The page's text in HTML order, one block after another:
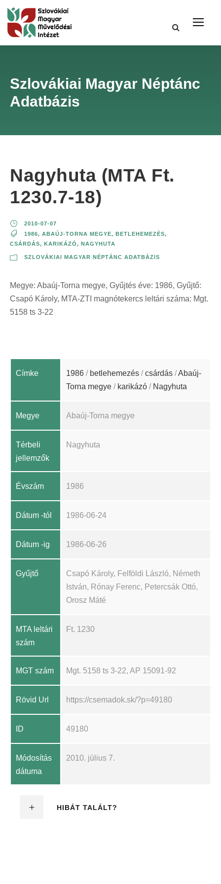
Szlovákiai Magyar Néptánc
Adatbázis
Nagyhuta (MTA Ft.
1230.7-18)
2010-07-07
1986, ABAÚJ-TORNA MEGYE, BETLEHEMEZÉS,
CSÁRDÁS, KARIKÁZÓ, NAGYHUTA
SZLOVÁKIAI MAGYAR NÉPTÁNC ADATBÁZIS
Megye: Abaúj-Torna megye, Gyűjtés éve: 1986, Gyűjtő:
Csapó Károly, MTA-ZTI magnótekercs leltári száma: Mgt.
5158 ts 3-22
Címke 1986 / betlehemezés /csárdás /Abaúj-
Torna megye / karikázó / Nagyhuta
Megye Abaúj-Torna megye
Térbeli
jellemzők
Nagyhuta
Évszám 1986
Dátum -tól 1986-06-24
Dátum -ig 1986-06-26
Gyűjtő
Csapó Károly, Felföldi László, Németh
István, Rónay Ferenc, Petercsák Ottó,
Orosz Máté
MTA leltári
szám
Ft. 1230
MGT szám Mgt. 5158 ts 3-22, AP 15091-92
Rövid Url https://csemadok.sk/?p=49180
ID 49180
Módosítás
dátuma
2010. július 7.
HIBÁT TALÁLT?